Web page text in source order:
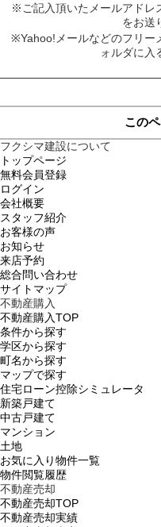
※ご記入頂いたメールアドレ
をお送
※Yahoo!メールなどのフリー
ォルダに入
この
フクシマ建設について
トップページ
無料会員登録
ログイン
会社概要
スタッフ紹介
お客様の声
お知らせ
来店予約
総合問い合わせ
サイトマップ
不動産購入
不動産購入TOP
条件から探す
学区から探す
町名から探す
マップで探す
住宅ローン控除シミュレータ
新築戸建て
中古戸建て
マンション
土地
お気に入り物件一覧
物件閲覧履歴
不動産売却
不動産売却TOP
不動産売却実績